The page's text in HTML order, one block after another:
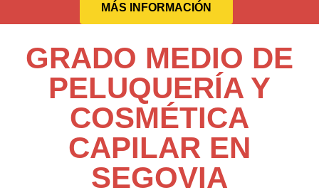
MÁS INFORMACIÓN
GRADO MEDIO DE
PELUQUERÍA Y
COSMÉTICA
CAPILAR EN
SEGOVIA